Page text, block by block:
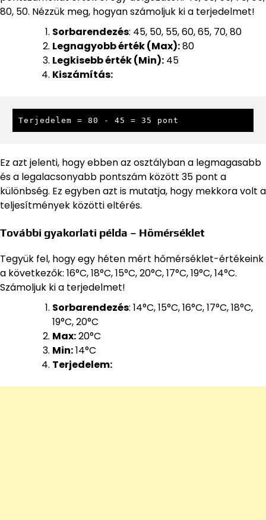
80, 50. Nézzük meg, hogyan számoljuk ki a terjedelmet!
Sorbarendezés: 45, 50, 55, 60, 65, 70, 80
Legnagyobb érték (Max):80
Legkisebb érték (Min): 45
Kiszámítás:
Terjedelem = 80 - 45 = 35 pont
Ez azt jelenti, hogy ebben az osztályban a legmagasabb
és a legalacsonyabb pontszám között 35 pont a
különbség. Ez egyben azt is mutatja, hogy mekkora volt a
teljesítmények közötti eltérés.
További gyakorlati példa – Hőmérséklet
Tegyük fel, hogy egy héten mért hőmérséklet-értékeink
a következők: 16°C, 18°C, 15°C, 20°C, 17°C, 19°C, 14°C.
Számoljuk ki a terjedelmet!
Sorbarendezés: 14°C, 15°C, 16°C, 17°C, 18°C,
19°C, 20°C
Max:20°C
Min:14°C
Terjedelem: